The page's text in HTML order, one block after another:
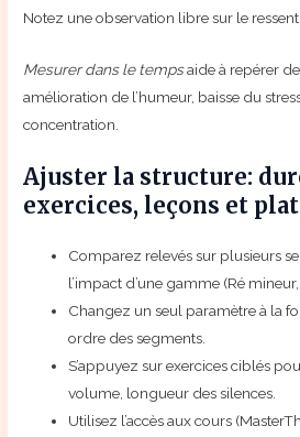
Notez une observation libre sur le ressenti.
Mesurer dans le tempsaide à repérer
amélioration de l’humeur, baisse du
concentration.
Ajuster la structure:
exercices, leçons et
Comparez relevés sur plusieurs
l’impact d’une gamme (Ré
Changez un seul paramètre à la
ordre des segments.
S’appuyez sur exercices ciblés
volume, longueur des silences.
Utilisez l’accès aux cours